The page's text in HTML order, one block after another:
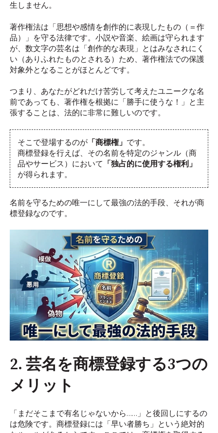
生しません。
著作権法は「思想や感情を創作的に表現したもの（＝作
品）」を守る法律です。小説や音楽、絵画は守られます
が、数文字の芸名は「創作的な表現」とはみなされにく
い（ありふれたものとされる）ため、著作権法での保護
対象外となることがほとんどです。
つまり、あなたがどれだけ苦労して考えたユニークな名
前であっても、著作権を根拠に「勝手に使うな！」と主
張することは、法的に非常に難しいのです。
そこで登場するのが 「商標権」 です。
商標登録を行えば、その名前を特定のジャンル（商
品やサービス）において 「独占的に使用する権利」
が得られます。
名前を守るための唯一にして最強の法的手段、それが商
標登録なのです。
2. 芸名を商標登録する3つの
メリット
「まだそこまで有名じゃないから……」と後回しにするの
は危険です。商標登録には「早い者勝ち」という絶対的